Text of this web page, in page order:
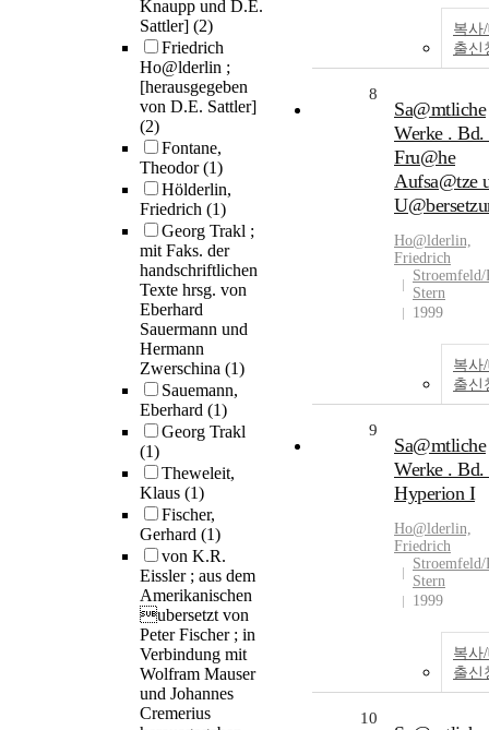
Knaupp und D.E.
Sattler] (2)
Friedrich
Ho@lderlin ;
[herausgegeben
von D.E. Sattler]
(2)
Fontane,
Theodor(1)
Hölderlin,
Friedrich (1)
Georg Trakl ;
mit Faks. der
handschriftlichen
Texte hrsg. von
Eberhard
Sauermann und
Hermann
Zwerschina (1)
Sauemann,
Eberhard (1)
Georg Trakl
(1)
Theweleit,
Klaus (1)
Fischer,
Gerhard (1)
von K.R.
Eissler ; aus dem
Amerikanischen
ubersetzt von
Peter Fischer ; in
Verbindung mit
Wolfram Mauser
und Johannes
Cremerius
복사
출신
8
Sa@mtliche
Werke . Bd.
Fru@he
Aufsa@tze
Ho@lderlin,
Friedrich
Stroemfeld/
Stern
1999
복사
출신
9
Sa@mtliche
Werke . Bd.
Hyperion I
Ho@lderlin,
Friedrich
Stroemfeld/
Stern
1999
복사
출신
10